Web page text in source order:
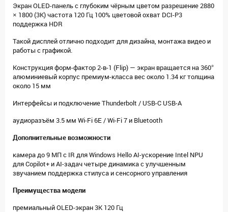
Экран OLED-панель с глубоким чёрным цветом разрешение 2880
× 1800 (3K) частота 120 Гц 100% цветовой охват DCI-P3
поддержка HDR
Такой дисплей отлично подходит для дизайна, монтажа видео и
работы с графикой.
Конструкция форм-фактор 2-в-1 (Flip) — экран вращается на 360°
алюминиевый корпус премиум-класса вес около 1.34 кг толщина
около 15 мм
Интерфейсы и подключение Thunderbolt / USB-C USB-A
аудиоразъём 3.5 мм Wi-Fi 6E / Wi-Fi 7 и Bluetooth
Дополнительные возможности
камера до 9 МП с IR для Windows Hello AI-ускорение Intel NPU
для Copilot+ и AI-задач четыре динамика с улучшенным
звучанием поддержка стилуса и сенсорного управления
Преимущества модели
премиальный OLED-экран 3K 120 Гц